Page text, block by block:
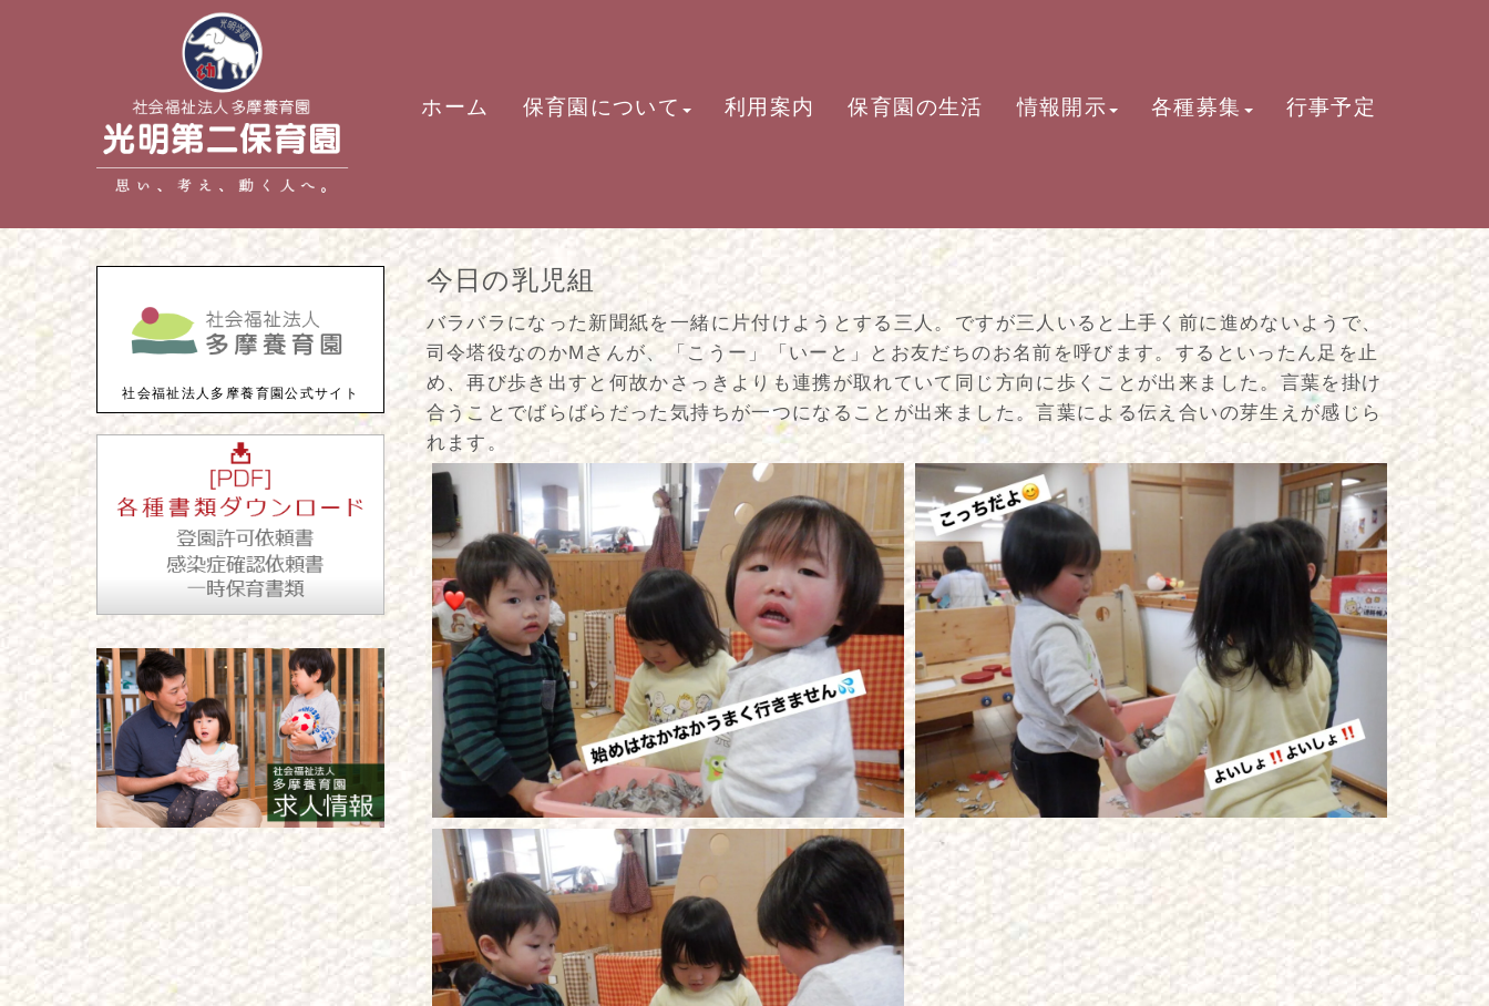
ホーム 保育園について 利用案内 保育園の生活 情報開示 各種募集 行事予定
今日の乳児組
バラバラになった新聞紙を一緒に片付けようとする三人。ですが三人いると上手く前に進めないようで、
司令塔役なのかMさんが、「こうー」「いーと」とお友だちのお名前を呼びます。するといったん足を止
め、再び歩き出すと何故かさっきよりも連携が取れていて同じ方向に歩くことが出来ました。言葉を掛け
合うことでばらばらだった気持ちが一つになることが出来ました。言葉による伝え合いの芽生えが感じら
れます。
社会福祉法人多摩養育園公式サイト